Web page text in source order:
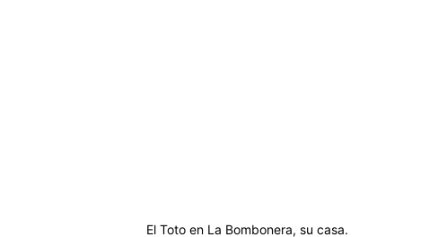
El Toto en La Bombonera, su casa.